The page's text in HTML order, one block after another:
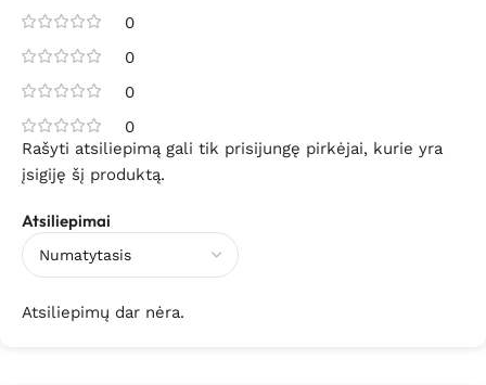
0
0
0
0
Atsiliepimai
Atsiliepimų dar nėra.
Rašyti atsiliepimą gali tik prisijungę pirkėjai, kurie yra
įsigiję šį produktą.